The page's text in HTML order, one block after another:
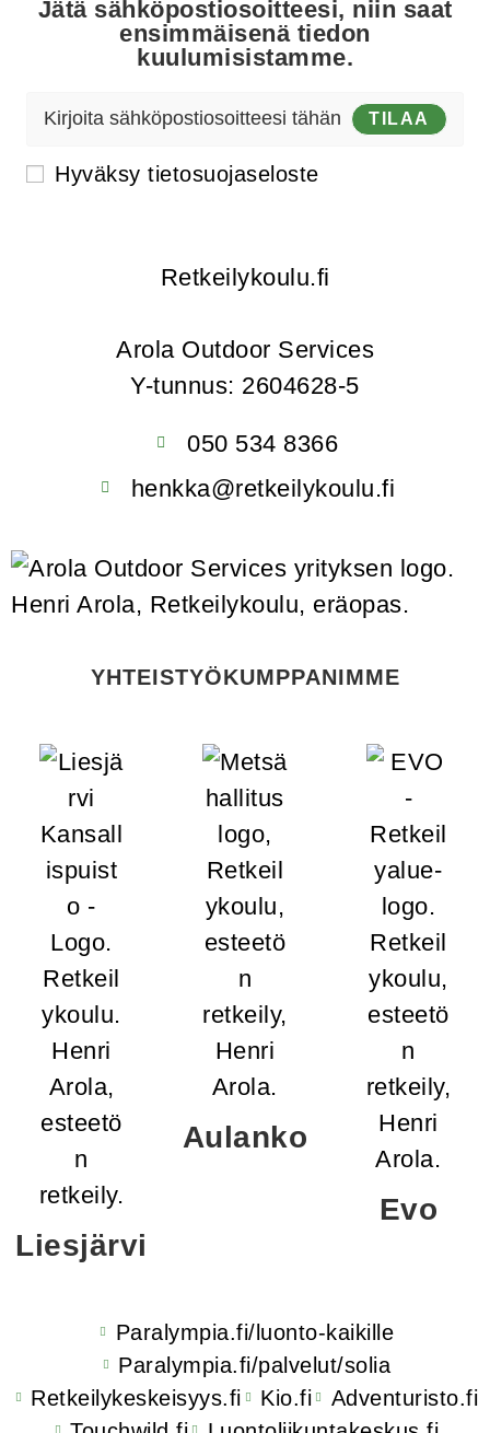
Jätä sähköpostiosoitteesi, niin saat
ensimmäisenä tiedon
kuulumisistamme.
TILAA
Hyväksy tietosuojaseloste
Retkeilykoulu.fi
Arola Outdoor Services
Y-tunnus: 2604628-5
050 534 8366
henkka@retkeilykoulu.fi
YHTEISTYÖKUMPPANIMME
Liesjärvi
Aulanko
Evo
Paralympia.fi/luonto-kaikille
Paralympia.fi/palvelut/solia
Retkeilykeskeisyys.fi
Kio.fi
Adventuristo.fi